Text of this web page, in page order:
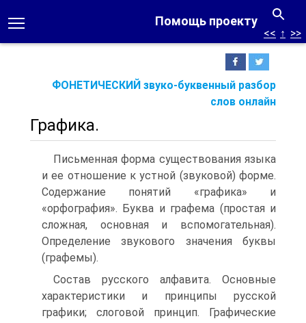
Помощь проекту
ФОНЕТИЧЕСКИЙ звуко-буквенный разбор
слов онлайн
<< ↑ >>
Графика.
Письменная форма существования языка
и ее отношение к устной (звуковой) форме.
Содержание понятий «графика» и
«орфография». Буква и графема (простая и
сложная, основная и вспомогательная).
Определение звукового значения буквы
(графемы).
Состав русского алфавита. Основные
характеристики и принципы русской
графики; слоговой принцип. Графические